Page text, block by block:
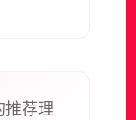
推荐理